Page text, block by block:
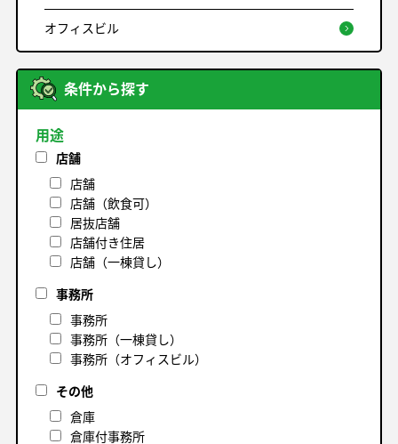
オフィスビル
条件から探す
用途
店舗
店舗
店舗（飲食可）
居抜店舗
店舗付き住居
店舗（一棟貸し）
事務所
事務所
事務所（一棟貸し）
事務所（オフィスビル）
その他
倉庫
倉庫付事務所